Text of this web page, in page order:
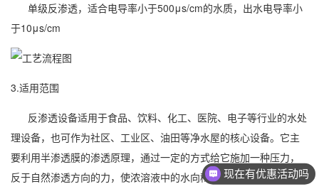
单级反渗透，适合电导率小于500μs/cm的水质，出水电导率小
于10μs/cm
3.适用范围
反渗透设备适用于食品、饮料、化工、医院、电子等行业的水处
理设备，也可作为社区、工业区、油田等净水屋的核心设备。它主
要利用半渗透膜的渗透原理，通过一定的方式给它施加一种压力，
反于自然渗透方向的力，使浓溶液中的水向稀溶液中渗透，这种方
现在有优惠活动吗